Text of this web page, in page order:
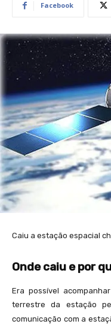
Facebook
Caiu a estação espacial
Onde caiu e por
Era possível
terrestre da estação
comunicação com a